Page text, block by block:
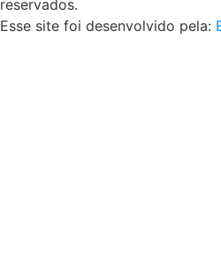
reservados.
Esse site foi desenvolvido pela: